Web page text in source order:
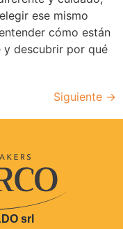
ese mismo
cómo están
y descubrir por qué
Siguiente →
srl